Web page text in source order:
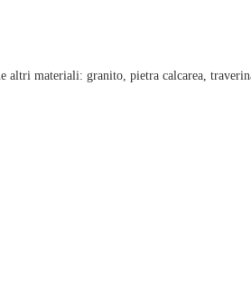
altri materiali: granito, pietra calcarea,